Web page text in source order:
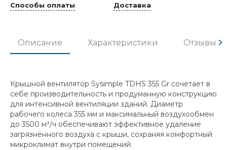
Способы оплаты Доставка
Описание Характеристики Отзывы
Крышной вентилятор Sysimple TDHS 355 Gr сочетает в
себе производительность и продуманную конструкцию
для интенсивной вентиляции зданий. Диаметр
рабочего колеса 355 мм и максимальный воздухoобмен
до 3500 м³/ч обеспечивают эффективное удаление
загрязнённого воздуха с крыши, сохраняя комфортный
микроклимат внутри помещений.